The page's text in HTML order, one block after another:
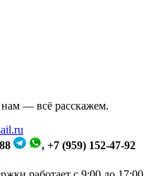
— всё расскажем.
, +7 (959) 152-47-92